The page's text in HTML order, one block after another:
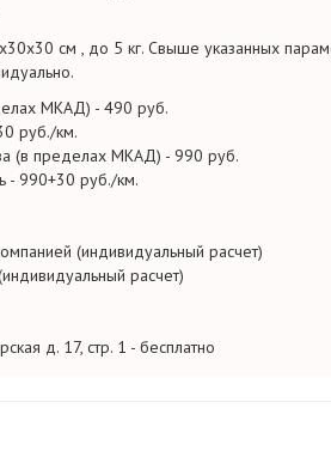
см , до 5 кг. Свыше указанных
МКАД) - 490 руб.
руб./км.
(в пределах МКАД) - 990 руб.
- 990+30 руб./км.
(индивидуальный расчет)
расчет)
д. 17, стр. 1 - бесплатно